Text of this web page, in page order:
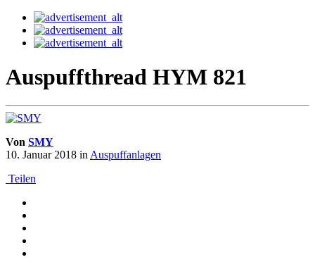
Auspuffthread HYM 821
Von SMY
10. Januar 2018 inAuspuffanlagen
Teilen